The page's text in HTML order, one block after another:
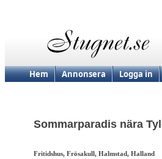
Hem Annonsera Logga in
Sommarparadis nära
Fritidshus, Frösakull, Halmstad, Halland